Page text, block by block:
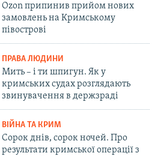
Ozon припинив прийом нових
замовлень на Кримському
півострові
ПРАВА ЛЮДИНИ
Мить – і ти шпигун. Як у
кримських судах розглядають
звинувачення в держзраді
ВІЙНА ТА КРИМ
Сорок днів, сорок ночей. Про
результати кримської операції з